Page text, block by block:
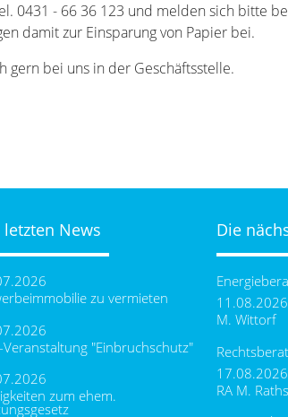
0431 - 66 36 123 und melden sich bitte
damit zur Einsparung von Papier bei.
gern bei uns in der Geschäftsstelle.
letzten News
zu vermieten
"Einbruchschutz"
zum ehem.
Die
M. Wittorf
RA M.